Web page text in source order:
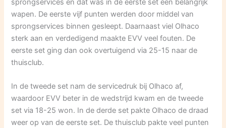
sprongservices en dat was in de eerste set een belangrijk
wapen. De eerste vijf punten werden door middel van
sprongservices binnen gesleept. Daarnaast viel Olhaco
sterk aan en verdedigend maakte EVV veel fouten. De
eerste set ging dan ook overtuigend via 25-15 naar de
thuisclub.
In de tweede set nam de servicedruk bij Olhaco af,
waardoor EVV beter in de wedstrijd kwam en de tweede
set via 18-25 won. In de derde set pakte Olhaco de draad
weer op van de eerste set. De thuisclub pakte veel punten